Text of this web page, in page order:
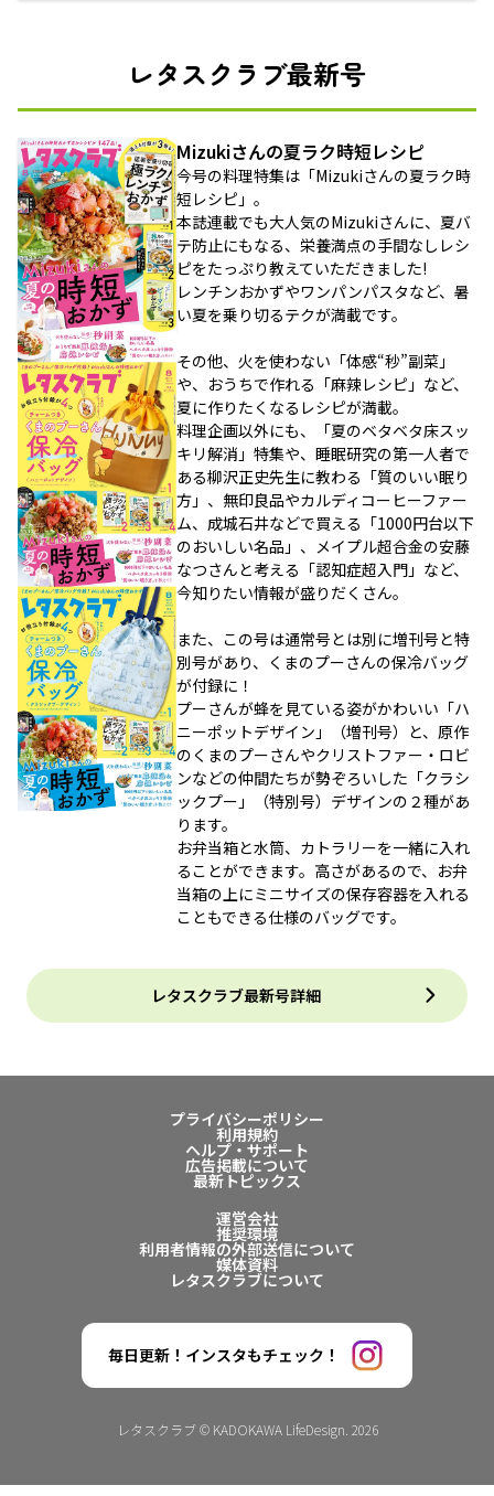
レタスクラブ最新号
Mizukiさんの夏ラク時短レシピ
今号の料理特集は「Mizukiさんの夏ラク時
短レシピ」。
本誌連載でも大人気のMizukiさんに、夏バ
テ防止にもなる、栄養満点の手間なしレシ
ピをたっぷり教えていただきました!
レンチンおかずやワンパンパスタなど、暑
い夏を乗り切るテクが満載です。
その他、火を使わない「体感“秒”副菜」
や、おうちで作れる「麻辣レシピ」など、
夏に作りたくなるレシピが満載。
料理企画以外にも、「夏のベタベタ床スッ
キリ解消」特集や、睡眠研究の第一人者で
ある柳沢正史先生に教わる「質のいい眠り
方」、無印良品やカルディコーヒーファー
ム、成城石井などで買える「1000円台以下
のおいしい名品」、メイプル超合金の安藤
なつさんと考える「認知症超入門」など、
今知りたい情報が盛りだくさん。
また、この号は通常号とは別に増刊号と特
別号があり、くまのプーさんの保冷バッグ
が付録に！
プーさんが蜂を見ている姿がかわいい「ハ
ニーポットデザイン」（増刊号）と、原作
のくまのプーさんやクリストファー・ロビ
ンなどの仲間たちが勢ぞろいした「クラシ
ックプー」（特別号）デザインの２種があ
ります。
お弁当箱と水筒、カトラリーを一緒に入れ
ることができます。高さがあるので、お弁
当箱の上にミニサイズの保存容器を入れる
こともできる仕様のバッグです。
レタスクラブ最新号詳細
プライバシーポリシー
利用規約
ヘルプ・サポート
広告掲載について
最新トピックス
運営会社
推奨環境
利用者情報の外部送信について
媒体資料
レタスクラブについて
毎日更新！インスタもチェック！
レタスクラブ © KADOKAWA LifeDesign. 2026